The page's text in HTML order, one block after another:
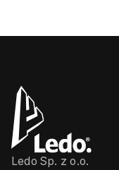
Ledo Sp. z o.o.